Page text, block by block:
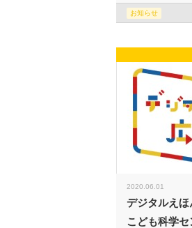
お知らせ
2020.06.01
デジタルえほ
こども科学